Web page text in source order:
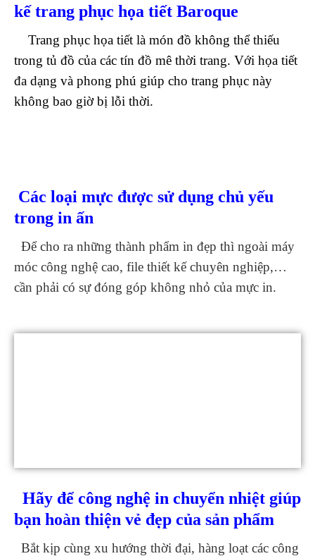
kế trang phục họa tiết Baroque
Trang phục họa tiết là món đồ không thể thiếu
trong tủ đồ của các tín đồ mê thời trang. Với họa tiết
đa dạng và phong phú giúp cho trang phục này
không bao giờ bị lỗi thời.
Các loại mực được sử dụng chủ yếu
trong in ấn
Để cho ra những thành phẩm in đẹp thì ngoài máy
móc công nghệ cao, file thiết kế chuyên nghiệp,…
cần phải có sự đóng góp không nhỏ của mực in.
Hãy để công nghệ in chuyển nhiệt giúp
bạn hoàn thiện vẻ đẹp của sản phẩm
Bắt kịp cùng xu hướng thời đại, hàng loạt các công